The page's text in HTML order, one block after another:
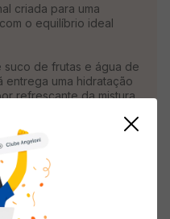
criada para uma
o equilíbrio ideal
suco de frutas e água de
uma hidratação
refrescante da mistura
uma experiência leve
por unidade.
e bem-estar,
recuperação muscular
e para esportes de alta